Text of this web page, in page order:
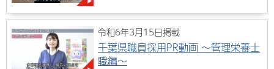
令和6年3月15日掲載
千葉県職員採用PR動画 ～管理栄養士
職編～